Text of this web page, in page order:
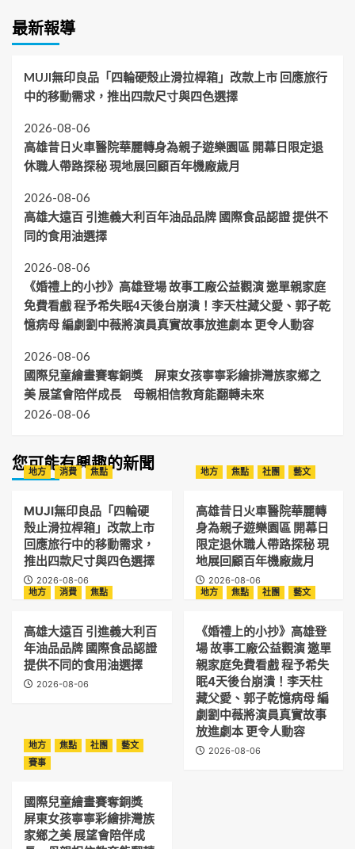
最新報導
MUJI無印良品「四輪硬殼止滑拉桿箱」改款上市 回應旅行
中的移動需求，推出四款尺寸與四色選擇
2026-08-06
高雄昔日火車醫院華麗轉身為親子遊樂園區 開幕日限定退
休職人帶路探秘 現地展回顧百年機廠歲月
2026-08-06
高雄大遠百 引進義大利百年油品品牌 國際食品認證 提供不
同的食用油選擇
2026-08-06
《婚禮上的小抄》高雄登場 故事工廠公益觀演 邀單親家庭
免費看戲 程予希失眠4天後台崩潰！李天柱藏父愛、郭子乾
憶病母 編劇劉中薇將演員真實故事放進劇本 更令人動容
2026-08-06
國際兒童繪畫賽奪銅獎 屏東女孩寧寧彩繪排灣族家鄉之
美 展望會陪伴成長 母親相信教育能翻轉未來
2026-08-06
您可能有興趣的新聞
地方 消費 焦點
MUJI無印良品「四輪硬
殼止滑拉桿箱」改款上市
回應旅行中的移動需求，
推出四款尺寸與四色選擇
2026-08-06
地方 焦點 社團 藝文
高雄昔日火車醫院華麗轉
身為親子遊樂園區 開幕日
限定退休職人帶路探秘 現
地展回顧百年機廠歲月
2026-08-06
地方
消費 焦點
高雄大遠百 引進義大利百
年油品品牌 國際食品認證
提供不同的食用油選擇
2026-08-06
地方 焦點 社團 藝文
《婚禮上的小抄》高雄登
場 故事工廠公益觀演 邀單
親家庭免費看戲 程予希失
眠4天後台崩潰！李天柱
藏父愛、郭子乾憶病母 編
劇劉中薇將演員真實故事
放進劇本 更令人動容
2026-08-06
地方 焦點 社團
藝文
賽事
國際兒童繪畫賽奪銅獎
屏東女孩寧寧彩繪排灣族
家鄉之美 展望會陪伴成